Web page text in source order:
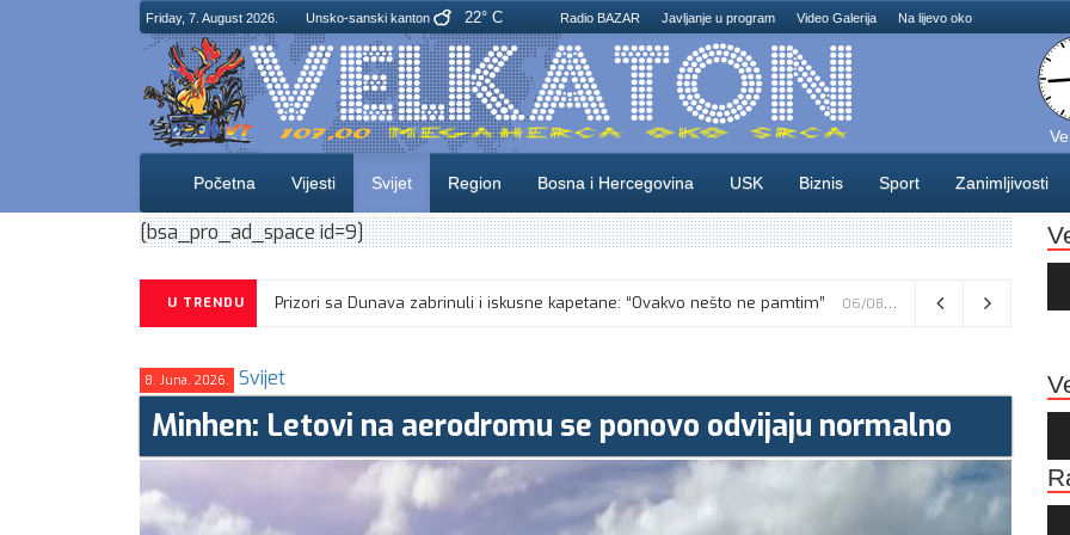
Friday, 7. August 2026. Unsko-sanski kanton 22° C Radio BAZAR Javljanje u program Video Galerija Na lijevo oko
Početna Vijesti Svijet Region Bosna i Hercegovina USK Biznis Sport Zanimljivosti
[bsa_pro_ad_space id=9]
U TRENDU Prizori sa Dunava zabrinuli i iskusne kapetane: “Ovakvo nešto ne pamtim” 06/08/2026
8. Juna. 2026. Svijet
Minhen: Letovi na aerodromu se ponovo odvijaju normalno